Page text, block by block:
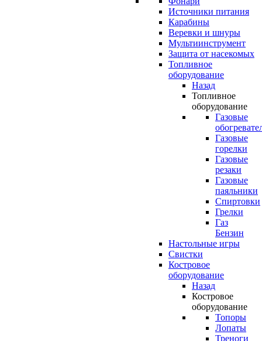
Источники питания
Карабины
Веревки и шнуры
Мультиинструмент
Защита от насекомых
Топливное
оборудование
Назад
Топливное
оборудование
Газовые
Газовые
горелки
Газовые
резаки
Газовые
паяльники
Спиртовки
Грелки
Газ
Бензин
Настольные игры
Свистки
Костровое
оборудование
Назад
Костровое
оборудование
Топоры
Лопаты
Треноги